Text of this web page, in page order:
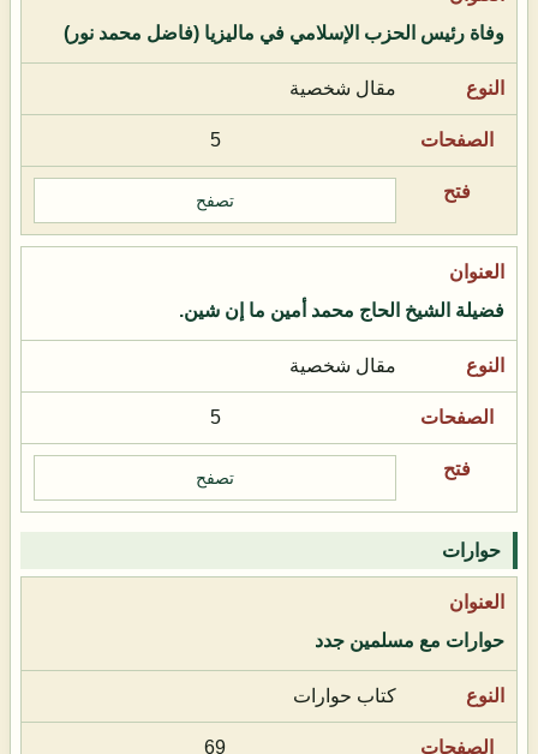
وفاة رئيس الحزب الإسلامي في ماليزيا (فاضل محمد نور)
مقال شخصية
5
تصفح
فضيلة الشيخ الحاج محمد أمين ما إن شين.
مقال شخصية
5
تصفح
حوارات
حوارات مع مسلمين جدد
كتاب حوارات
69